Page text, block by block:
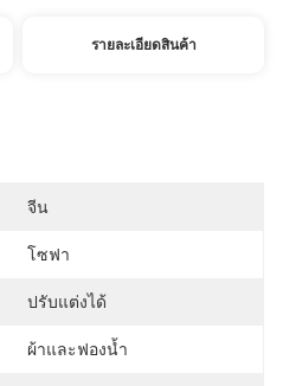
รายละเอียดสินค้า
จีน
โซฟา
ปรับแต่งได้
ผ้าและฟองน้ำ